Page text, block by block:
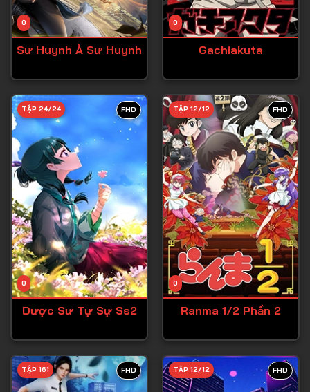
Tập 14
Tập 15
Tập 17
Tập 18
Tập 19
Tập 20
Tập 21
Tập 22
Tập 23
Tập 24
Tập 25
Tập 26
Tập 29
0
Sư Huynh À Sư Huynh
0
Gachiakuta
FHD
0
TẬP 24/24
Dược Sư Tự Sự Ss2
FHD
0
TẬP 12/12
Ranma 1/2 Phần 2
FHD
TẬP 161 FHD
TẬP 12/12